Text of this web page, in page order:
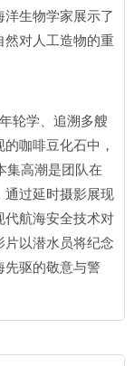
生物学家展示了
然对人工造物的重
轮学、追溯多艘
咖啡豆化石中，
集高潮是团队在
通过延时摄影展现
代航海安全技术对
片以潜水员将纪念
先驱的敬意与警